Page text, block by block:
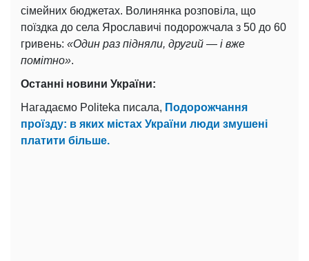
сімейних бюджетах. Волинянка розповіла, що
поїздка до села Ярославичі подорожчала з 50 до 60
гривень: «Один раз підняли, другий — і вже
помітно».
Останні новини України:
Нагадаємо Politeka писала, Подорожчання
проїзду: в яких містах України люди змушені
платити більше.